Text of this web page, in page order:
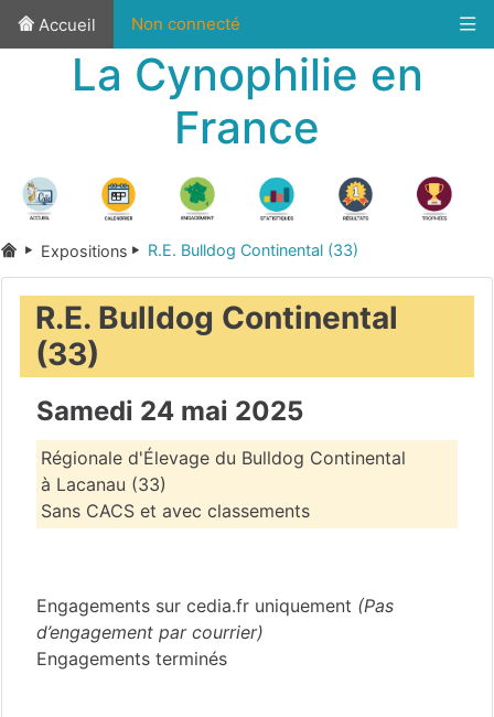
Accueil Non connecté
La Cynophilie en
France
Expositions R.E. Bulldog Continental (33)
R.E. Bulldog Continental
(33)
Samedi 24 mai 2025
Régionale d'Élevage du Bulldog Continental
à Lacanau (33)
Sans CACS et avec classements
Engagements sur cedia.fr uniquement (Pas
d’engagement par courrier)
Engagements terminés